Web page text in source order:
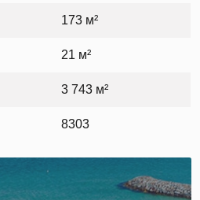
173 м²
21 м²
3 743 м²
8303